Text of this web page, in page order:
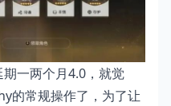
一两个月4.0，就觉
的常规操作了，为了让